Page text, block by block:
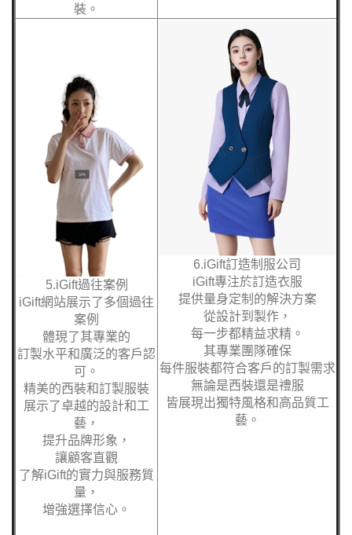
裝。
5.iGift過往案例
iGift網站展示了多個過往
案例
體現了其專業的
訂製水平和廣泛的客戶認
可。
精美的西裝和訂製服裝
展示了卓越的設計和工
藝，
提升品牌形象，
讓顧客直觀
了解iGift的實力與服務質
量，
增強選擇信心。
6.iGift訂造制服公司
iGift專注於訂造衣服
提供量身定制的解決方案
從設計到製作，
每一步都精益求精。
其專業團隊確保
每件服裝都符合客戶的訂製需求
無論是西裝還是禮服
皆展現出獨特風格和高品質工
藝。